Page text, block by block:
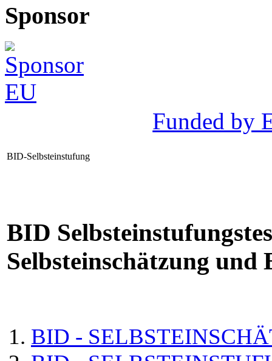
Sponsor
Funded by
BID-Selbsteinstufung
BID
Selbsteinschätzung und
BID -